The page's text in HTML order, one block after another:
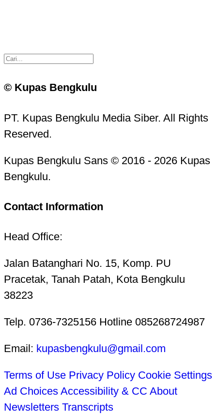
© Kupas Bengkulu
PT. Kupas Bengkulu Media Siber. All Rights
Reserved.
Kupas Bengkulu Sans © 2016 - 2026 Kupas
Bengkulu.
Contact Information
Head Office:
Jalan Batanghari No. 15, Komp. PU
Pracetak, Tanah Patah, Kota Bengkulu
38223
Telp. 0736-7325156 Hotline 085268724987
Email: kupasbengkulu@gmail.com
Terms of Use Privacy Policy Cookie Settings
Ad Choices Accessibility & CC About
Newsletters Transcripts